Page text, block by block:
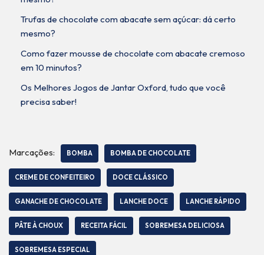
Trufas de chocolate com abacate sem açúcar: dá certo
mesmo?
Como fazer mousse de chocolate com abacate cremoso
em 10 minutos?
Os Melhores Jogos de Jantar Oxford, tudo que você
precisa saber!
Marcações: BOMBA BOMBA DE CHOCOLATE
CREME DE CONFEITEIRO DOCE CLÁSSICO
GANACHE DE CHOCOLATE LANCHE DOCE LANCHE RÁPIDO
PÂTE À CHOUX RECEITA FÁCIL SOBREMESA DELICIOSA
SOBREMESA ESPECIAL